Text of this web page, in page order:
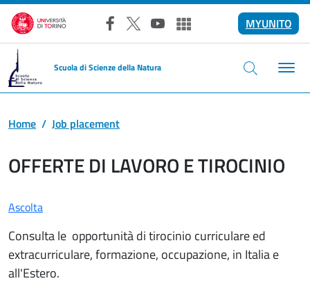
Salta al contenuto principale
Facebook
X YouTubeAltri social
MYUNITO
Scuola di Scienze della Natura
Home Job placement
OFFERTE DI LAVORO E TIROCINIO
Ascolta
Consulta le opportunità di tirocinio curriculare ed
extracurriculare, formazione, occupazione, in Italia e
all'Estero.